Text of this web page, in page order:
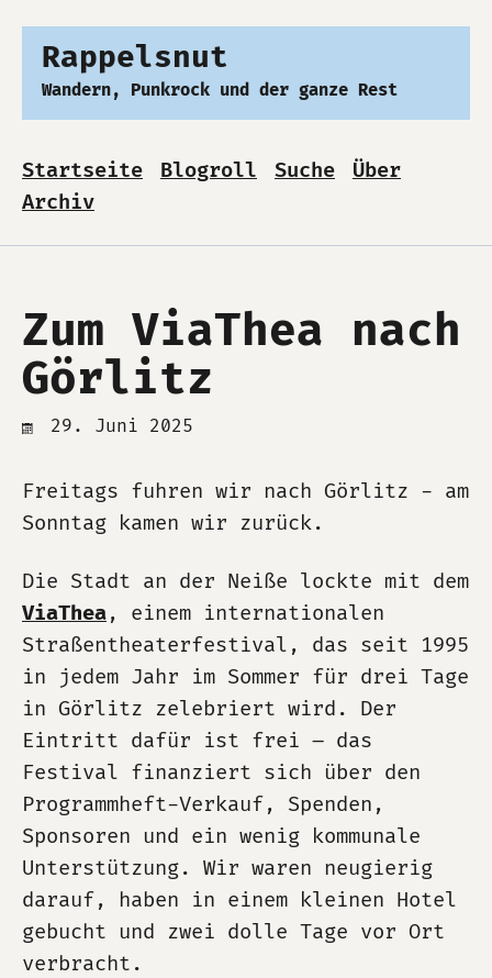
Rappelsnut
Wandern, Punkrock und der ganze Rest
Startseite Blogroll Suche
Über
Archiv
Zum ViaThea nach
Görlitz
29. Juni 2025
Freitags fuhren wir nach Görlitz - am
Sonntag kamen wir zurück.
Die Stadt an der Neiße lockte mit dem
ViaThea, einem internationalen
Straßentheaterfestival, das seit 1995
in jedem Jahr im Sommer für drei Tage
in Görlitz zelebriert wird. Der
Eintritt dafür ist frei – das
Festival finanziert sich über den
Programmheft-Verkauf, Spenden,
Sponsoren und ein wenig kommunale
Unterstützung. Wir waren neugierig
darauf, haben in einem kleinen Hotel
gebucht und zwei dolle Tage vor Ort
verbracht.